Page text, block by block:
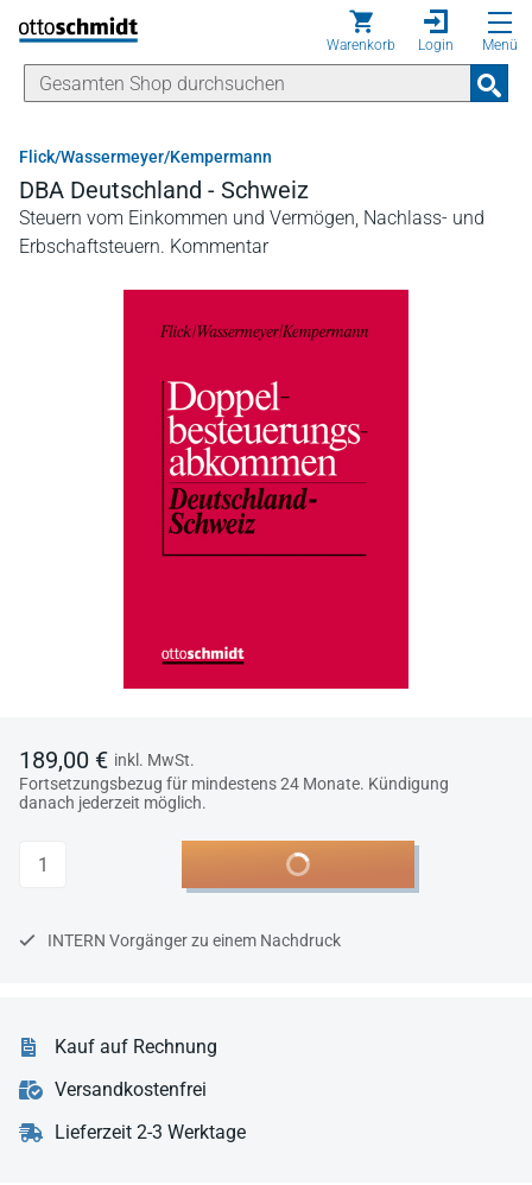
Direkt zum Inhalt
Warenkorb Login Menü
Flick/Wassermeyer/Kempermann
DBA Deutschland - Schweiz
Steuern vom Einkommen und Vermögen, Nachlass- und
Erbschaftsteuern. Kommentar
189,00 € inkl. MwSt.
Fortsetzungsbezug für mindestens 24 Monate. Kündigung
danach jederzeit möglich.
Anzahl In den Warenkorb
INTERN Vorgänger zu einem Nachdruck
Kauf auf Rechnung
Versandkostenfrei
Lieferzeit 2-3 Werktage